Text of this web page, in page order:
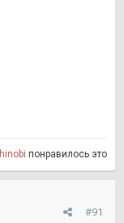
понравилось это
#91